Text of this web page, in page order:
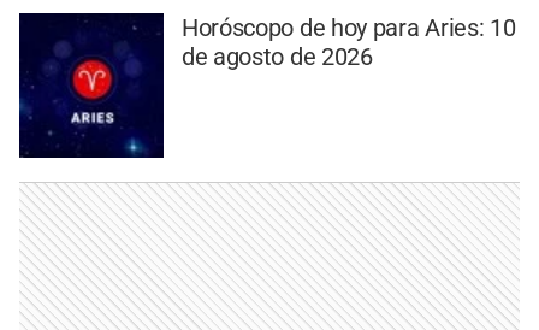
Horóscopo de hoy para Aries: 10
de agosto de 2026